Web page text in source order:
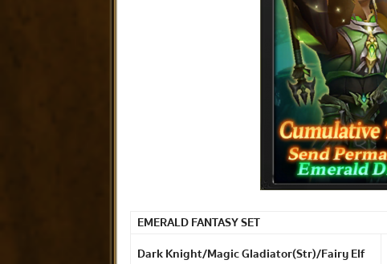
EMERALD FANTASY SET
Dark Knight/Magic Gladiator(Str)/Fairy Elf